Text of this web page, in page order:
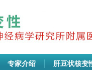
专家介绍 肝豆状核变